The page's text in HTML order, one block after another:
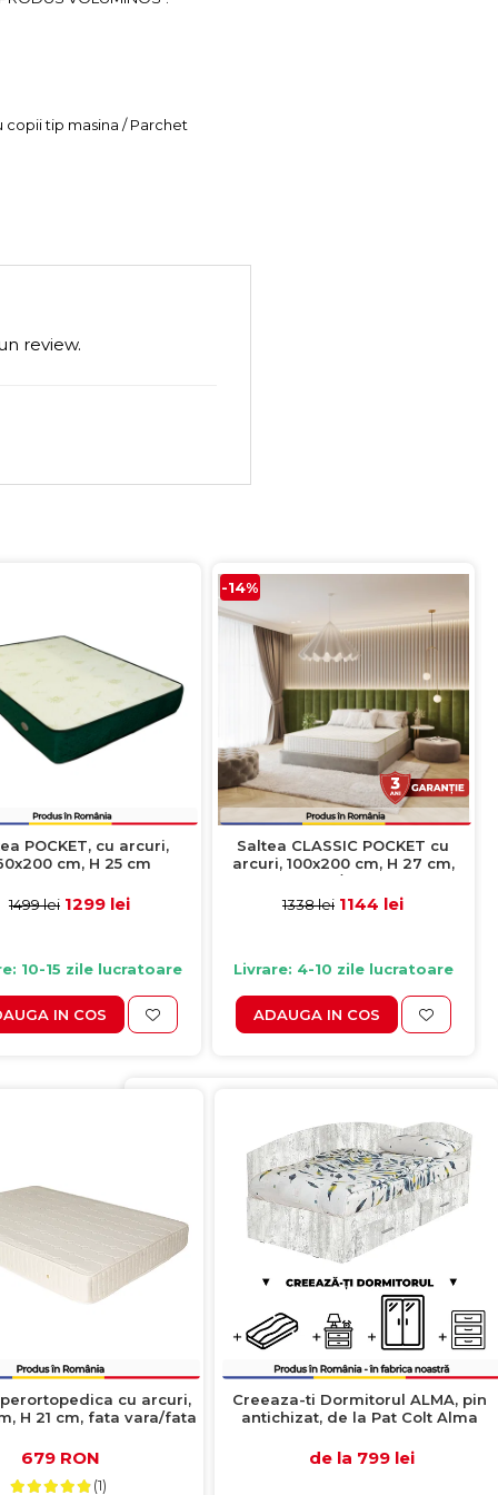
copii tip masina / Parchet
review.
POCKET, cu arcuri,
cm, H 25 cm
1499 lei 1299 lei
10-15 zile lucratoare
IN COS
-14%
Saltea CLASSIC POCKET cu
arcuri, 100x200 cm, H 27 cm,
fata vara / fata iarna
1338 lei 1144 lei
Livrare: 4-10 zile lucratoare
ADAUGA IN COS
cu arcuri,
H 21 cm, fata vara/fata
679 RON
(1)
Creeaza-ti Dormitorul ALMA, pin
antichizat, de la Pat Colt Alma
pe role, adauga Saltea, Noptiere,
de la 799 lei